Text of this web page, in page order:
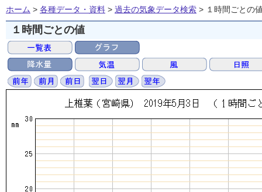
ホーム > 各種データ・資料 > 過去の気象データ検索 > １時間ごとの
１時間ごとの値